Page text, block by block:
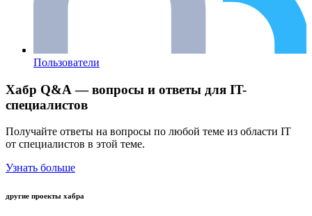
Пользователи
Хабр Q&A — вопросы и ответы для IT-
специалистов
Получайте ответы на вопросы по любой теме из области IT
от специалистов в этой теме.
Узнать больше
другие проекты хабра